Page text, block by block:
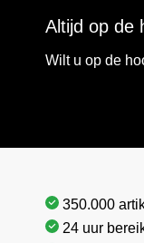
Altijd op de
Wilt u op de
350.000
24 uur